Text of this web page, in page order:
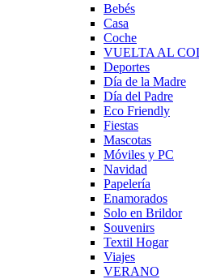
Bebés
Casa
Coche
VUELTA AL
Deportes
Día de la Madre
Día del Padre
Eco Friendly
Fiestas
Mascotas
Móviles y PC
Navidad
Papelería
Enamorados
Solo en Brildor
Souvenirs
Textil Hogar
Viajes
VERANO